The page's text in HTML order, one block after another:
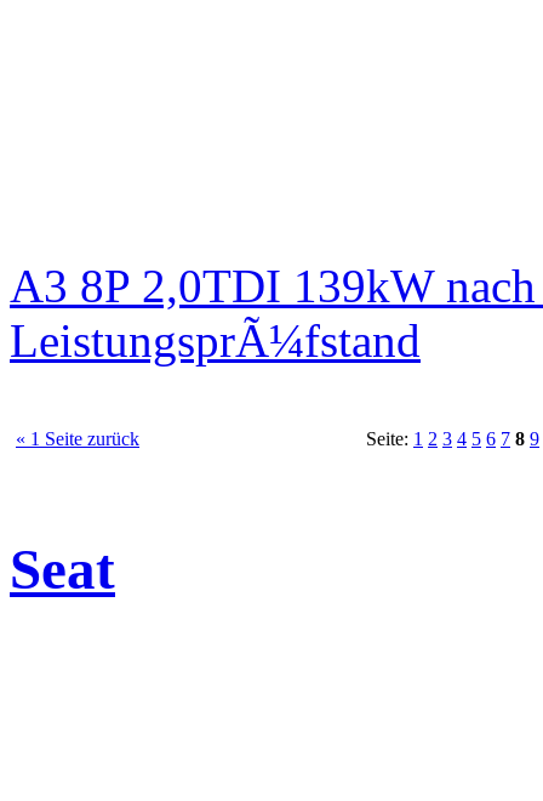
A3 8P 2,0TDI 139kW
LeistungsprÃ¼fstand
« 1 Seite zurück Seite: 1 2 3 4 5 6 7 8 9
Seat